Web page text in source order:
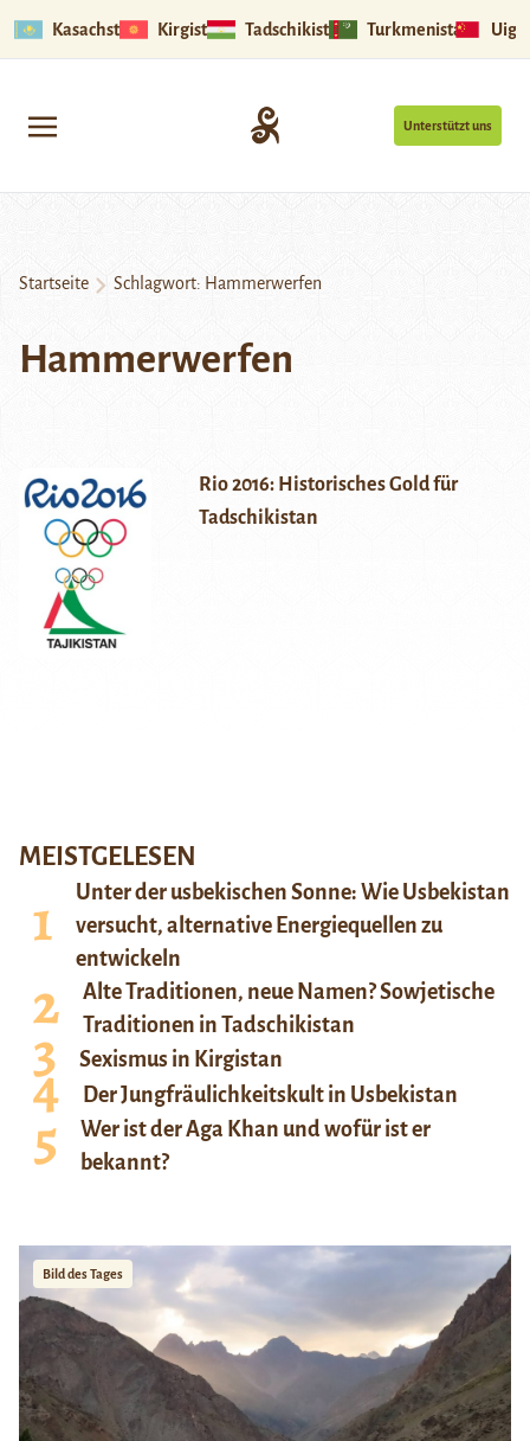
Kasachstan Kirgistan Tadschikistan Turkmenistan
Unterstützt uns
Startseite Schlagwort: Hammerwerfen
Hammerwerfen
Rio 2016: Historisches Gold für
Tadschikistan
MEISTGELESEN
Unter der usbekischen Sonne: Wie Usbekistan
versucht, alternative Energiequellen zu
entwickeln
Alte Traditionen, neue Namen? Sowjetische
Traditionen in Tadschikistan
Sexismus in Kirgistan
Der Jungfräulichkeitskult in Usbekistan
Wer ist der Aga Khan und wofür ist er
bekannt?
Bild des Tages